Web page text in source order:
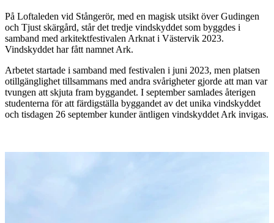
Beskrivning
På Loftaleden vid Stångerör, med en magisk utsikt över Gudingen
och Tjust skärgård, står det tredje vindskyddet som byggdes i
samband med arkitektfestivalen Arknat i Västervik 2023.
Vindskyddet har fått namnet Ark.
Arbetet startade i samband med festivalen i juni 2023, men platsen
otillgänglighet tillsammans med andra svårigheter gjorde att man var
tvungen att skjuta fram byggandet. I september samlades återigen
studenterna för att färdigställa byggandet av det unika vindskyddet
och tisdagen 26 september kunder äntligen vindskyddet Ark invigas.
Bildspel